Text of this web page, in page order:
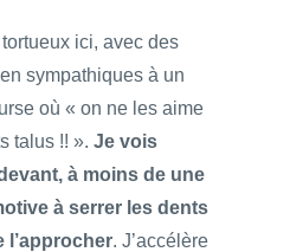
ici, avec des
sympathiques à un
où « on ne les aime
talus !! ». Je vois
à moins de une
à serrer les dents
l’approcher. J’accélère